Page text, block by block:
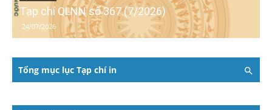
Tạp chí QLNN số 367 (7/2026)
24/07/2026
Tổng mục lục Tạp chí in